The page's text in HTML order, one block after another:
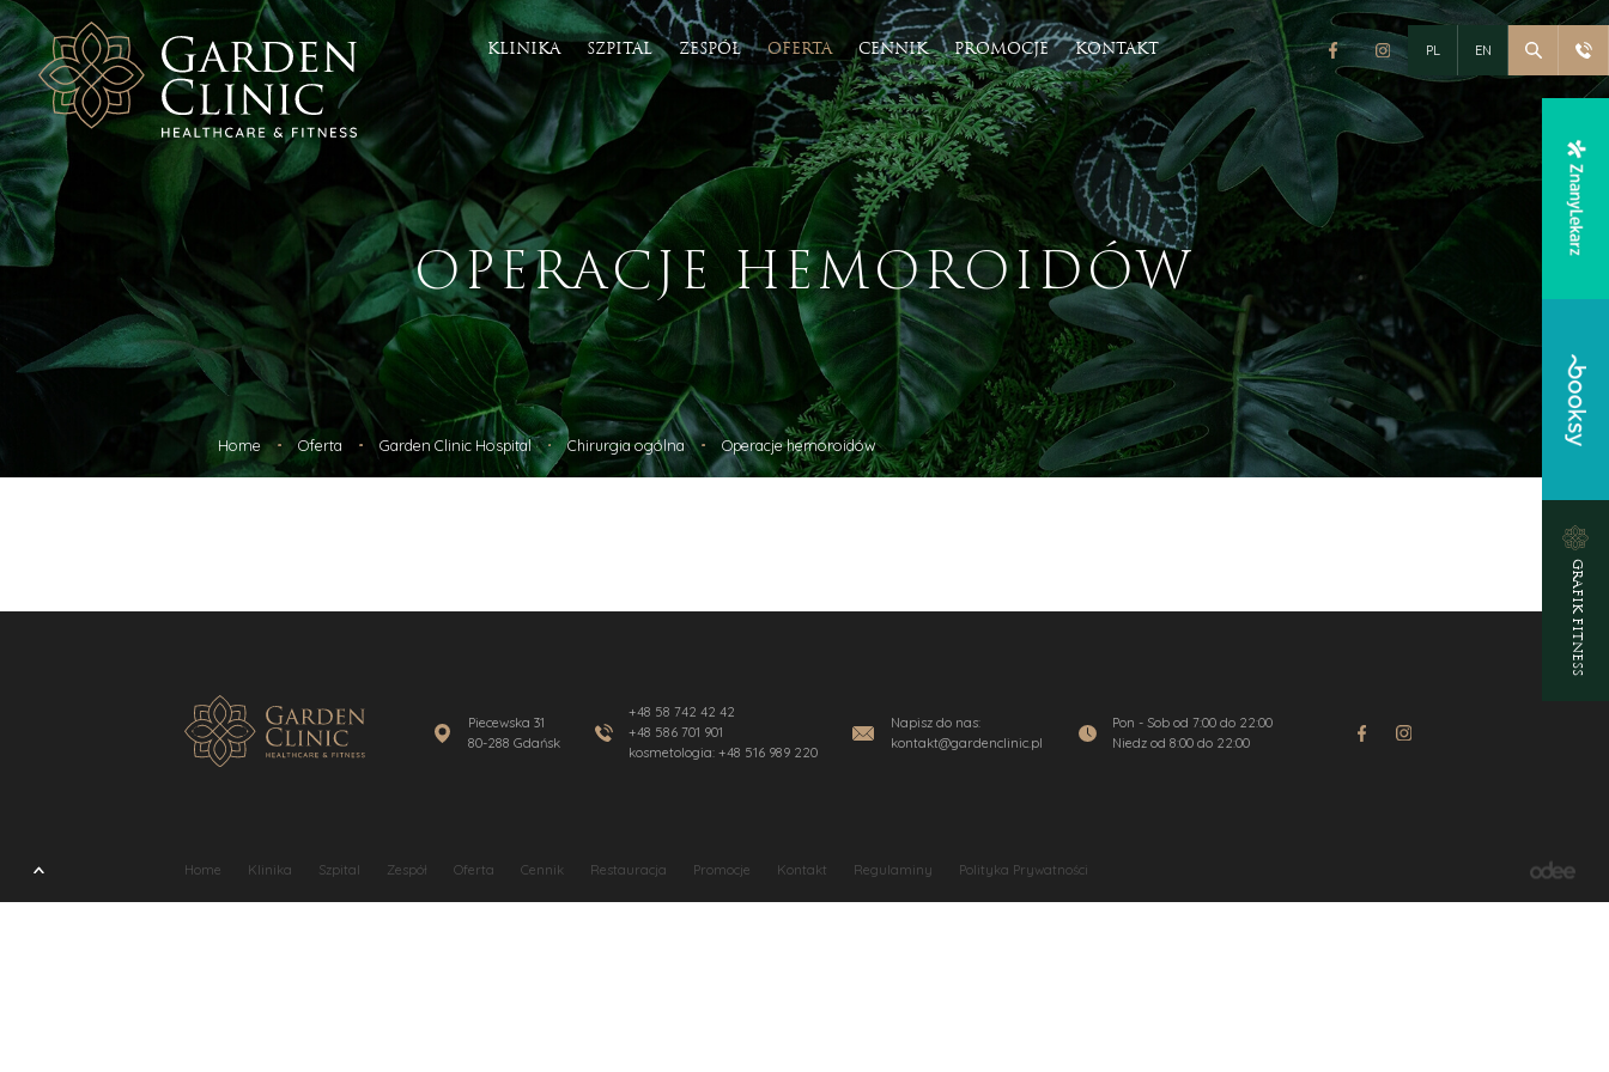
KLINIKA SZPITAL ZESPÓŁ OFERTA
Zdrowie
Chirurgia plastyczna
Chirurgia naczyniowa
Dermatologia
Diabetologia
Ginekologia i Położnictwo
Hipertensjologia
Otolaryngologia
Leczenie otyłości
Estetyka
ICOONE LASER II
Depilacja laserowa
Zabieg ONDA
Fala uderzeniowa BTL X-Wave
Botoks
Geneo
HIFU
Kriolipoliza
Kwas hialuronowy
Laser Fotona
Laser frakcyjny Lutronic CO2
Fizjoterapia
Osteopatia
Konsultacja fizjoterapeutyczna
Fizjoterapia uroginekologiczna
Rehabilitacja i trening kobiet w ciąży
Rehabilitacja w bólach kręgosłupa
Rehabilitacja w basenie
Rehabilitacja przedoperacyjna/pooperacyjna
Rehabilitacja ortopedyczna
Rehabilitacja neurologiczna
Rehabilitacja sportowa
Profilaktyka i trening medyczny
Fitness & Spa
Siłownia i Fitness
Strefa SPA
Pakiety
CENNIK PROMOCJE KONTAKT PL EN
GRAFIK FITNESS
OPERACJE HEMOROIDÓW
Home Oferta Garden Clinic Hospital Chirurgia ogólna Operacje hemoroidów
Piecewska 31
80-288 Gdańsk
+48 58 742 42 42
+48 586 701 901
kosmetologia: +48 516 989 220
Napisz do nas:
kontakt@gardenclinic.pl
Pon - Sob od 7:00 do 22:00
Niedz od 8:00 do 22:00
Home Klinika Szpital Zespół Oferta Cennik Restauracja Promocje Kontakt Regulaminy Polityka Prywatności